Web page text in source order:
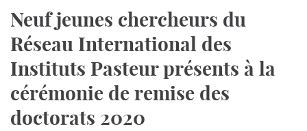
Neuf jeunes chercheurs du
Réseau International des
Instituts Pasteur présents à la
cérémonie de remise des
doctorats 2020